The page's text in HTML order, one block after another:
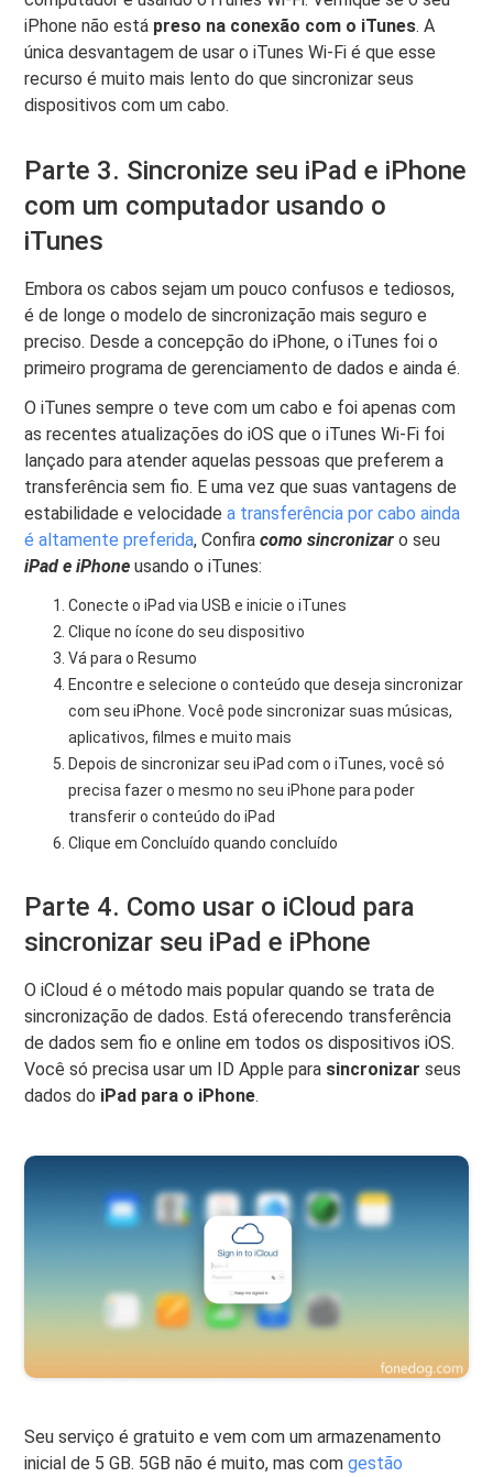
iPhone não está preso na conexão com o iTunes. A
única desvantagem de usar o iTunes Wi-Fi é que esse
recurso é muito mais lento do que sincronizar seus
dispositivos com um cabo.
Parte 3. Sincronize seu iPad e iPhone
com um computador usando o
iTunes
Embora os cabos sejam um pouco confusos e tediosos,
é de longe o modelo de sincronização mais seguro e
preciso. Desde a concepção do iPhone, o iTunes foi o
primeiro programa de gerenciamento de dados e ainda é.
O iTunes sempre o teve com um cabo e foi apenas com
as recentes atualizações do iOS que o iTunes Wi-Fi foi
lançado para atender aquelas pessoas que preferem a
transferência sem fio. E uma vez que suas vantagens de
estabilidade e velocidadea transferência por cabo ainda
é altamente preferida, Confiracomo sincronizar o seu
iPad e iPhone usando o iTunes:
Conecte o iPad via USB e inicie o iTunes
Clique no ícone do seu dispositivo
Vá para o Resumo
Encontre e selecione o conteúdo que deseja sincronizar
com seu iPhone. Você pode sincronizar suas músicas,
aplicativos, filmes e muito mais
Depois de sincronizar seu iPad com o iTunes, você só
precisa fazer o mesmo no seu iPhone para poder
transferir o conteúdo do iPad
Clique em Concluído quando concluído
Parte 4. Como usar o iCloud para
sincronizar seu iPad e iPhone
O iCloud é o método mais popular quando se trata de
sincronização de dados. Está oferecendo transferência
de dados sem fio e online em todos os dispositivos iOS.
Você só precisa usar um ID Apple para sincronizar seus
dados do iPad para o iPhone.
Seu serviço é gratuito e vem com um armazenamento
inicial de 5 GB. 5GB não é muito, mas comgestão